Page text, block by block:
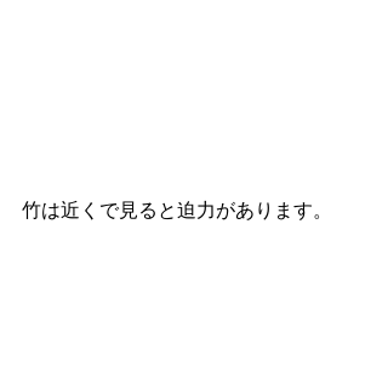
竹は近くで見ると迫力があります。